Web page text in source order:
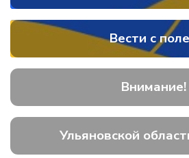
Вести с
Внимание!
Ульяновской